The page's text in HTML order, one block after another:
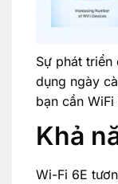
Sự phát triển
dụng ngày
bạn cần WiFi
Khả
Wi-Fi 6E